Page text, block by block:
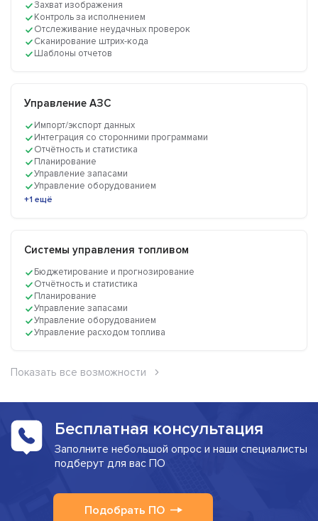
Захват изображения
Контроль за исполнением
Отслеживание неудачных проверок
Сканирование штрих-кода
Шаблоны отчетов
Управление АЗС
Импорт/экспорт данных
Интеграция со сторонними программами
Отчётность и статистика
Планирование
Управление запасами
Управление оборудованием
+1 ещё
Системы управления топливом
Бюджетирование и прогнозирование
Отчётность и статистика
Планирование
Управление запасами
Управление оборудованием
Управление расходом топлива
Показать все возможности
Бесплатная консультация
Заполните небольшой опрос и наши специалисты
подберут для вас ПО
Подобрать ПО